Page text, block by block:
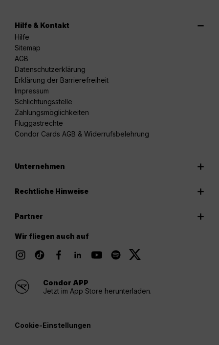
Hilfe & Kontakt
Hilfe
Sitemap
AGB
Datenschutzerklärung
Erklärung der Barrierefreiheit
Impressum
Schlichtungsstelle
Zahlungsmöglichkeiten
Fluggastrechte
Condor Cards AGB & Widerrufsbelehrung
Unternehmen
Rechtliche Hinweise
Partner
Wir fliegen auch auf
Condor APP
Jetzt im App Store herunterladen.
Cookie-Einstellungen